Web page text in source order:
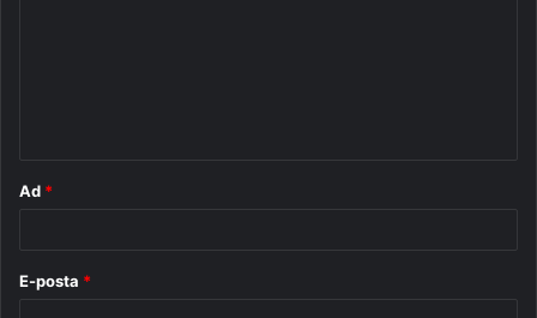
Ad *
E-posta *